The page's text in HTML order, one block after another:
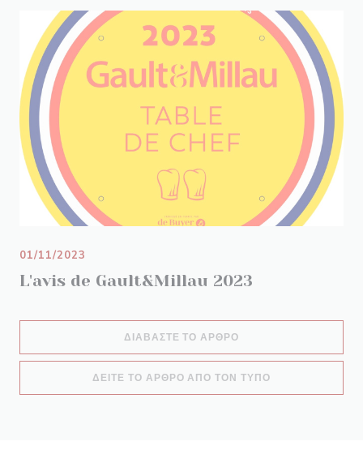
L'avis de Gault&Millau 2023
01/11/2023
ΔΙΑΒΆΣΤΕ ΤΟ ΆΡΘΡΟ
ΔΕΊΤΕ ΤΟ ΆΡΘΡΟ ΑΠΌ ΤΟΝ ΤΎΠΟ((ΑΝΟΊΓΕΙ ΣΕ